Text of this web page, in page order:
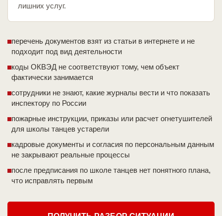
лишних услуг.
перечень документов взят из статьи в интернете и не
подходит под вид деятельности
коды ОКВЭД не соответствуют тому, чем объект
фактически занимается
сотрудники не знают, какие журналы вести и что показать
инспектору по России
пожарные инструкции, приказы или расчет огнетушителей
для школы танцев устарели
кадровые документы и согласия по персональным данным
не закрывают реальные процессы
после предписания по школе танцев нет понятного плана,
что исправлять первым